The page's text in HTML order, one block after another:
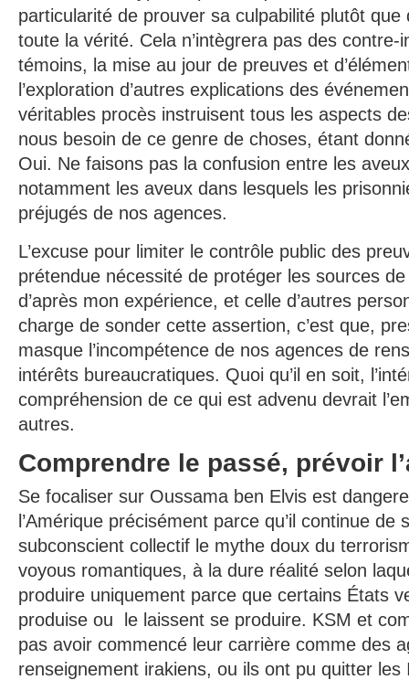
particularité de prouver sa culpabilité plutôt
toute la vérité. Cela n’intègrera pas des contre-
témoins, la mise au jour de preuves et
l’exploration d’autres explications des
véritables procès instruisent tous les aspects
nous besoin de ce genre de choses, étant
Oui. Ne faisons pas la confusion entre les
notamment les aveux dans lesquels les
préjugés de nos agences.
L’excuse pour limiter le contrôle public des
prétendue nécessité de protéger les sources
d’après mon expérience, et celle d’autres
charge de sonder cette assertion, c’est que,
masque l’incompétence de nos agences de
intérêts bureaucratiques. Quoi qu’il en soit,
compréhension de ce qui est advenu devrait
autres.
Comprendre le passé, prévoir
Se focaliser sur Oussama ben Elvis est
l’Amérique précisément parce qu’il continue
subconscient collectif le mythe doux du
voyous romantiques, à la dure réalité selon
produire uniquement parce que certains États
produise ou le laissent se produire. KSM et
pas avoir commencé leur carrière comme des
renseignement irakiens, ou ils ont pu quitter les